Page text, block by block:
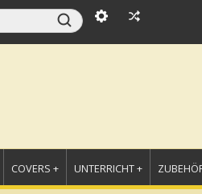
COVERS + UNTERRICHT +